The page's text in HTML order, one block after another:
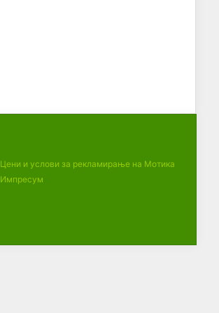
Цени и услови за рекламирање на Мотика
Импресум